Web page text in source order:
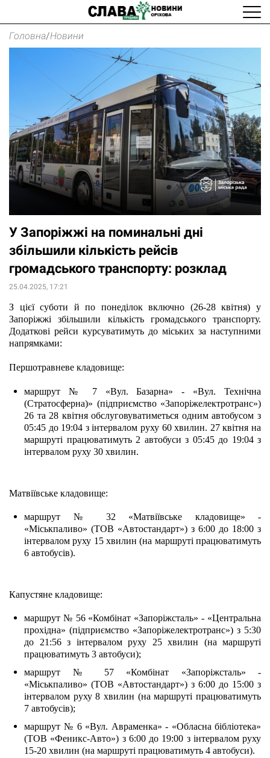
Головна/Новини
У Запоріжжі на поминальні дні
збільшили кількість рейсів
громадського транспорту: розклад
25.04.2025, 17:21
З цієї суботи й по понеділок включно (26-28 квітня) у
Запоріжжі збільшили кількість громадського транспорту.
Додаткові рейси курсуватимуть до міських за наступними
напрямками:
Першотравневе кладовище:
маршрут № 7 «Вул. Базарна» - «Вул. Технічна
(Стратосферна)» (підприємство «Запоріжелектротранс»)
26 та 28 квітня обслуговуватиметься одним автобусом з
05:45 до 19:04 з інтервалом руху 60 хвилин. 27 квітня на
маршруті працюватимуть 2 автобуси з 05:45 до 19:04 з
інтервалом руху 30 хвилин.
Матвіївське кладовище:
маршрут № 32 «Матвіївське кладовище» -
«Міськпаливо» (ТОВ «Автостандарт») з 6:00 до 18:00 з
інтервалом руху 15 хвилин (на маршруті працюватимуть
6 автобусів).
Капустяне кладовище:
маршрут № 56 «Комбінат «Запоріжсталь» - «Центральна
прохідна» (підприємство «Запоріжелектротранс») з 5:30
до 21:56 з інтервалом руху 25 хвилин (на маршруті
працюватимуть 3 автобуси);
маршрут № 57 «Комбінат «Запоріжсталь» -
«Міськпаливо» (ТОВ «Автостандарт») з 6:00 до 15:00 з
інтервалом руху 8 хвилин (на маршруті працюватимуть
7 автобусів);
маршрут № 6 «Вул. Авраменка» - «Обласна бібліотека»
(ТОВ «Феникс-Авто») з 6:00 до 19:00 з інтервалом руху
15-20 хвилин (на маршруті працюватимуть 4 автобуси).